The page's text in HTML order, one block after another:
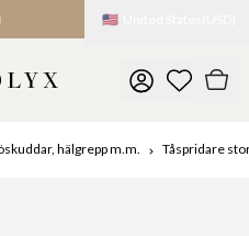
🇺🇸
hälgrepp m.m. Tåspridare